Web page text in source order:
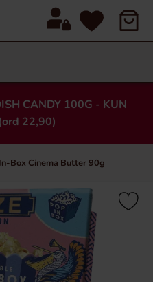
CANDY 100G - KUN
22,90)
Box Cinema Butter 90g
×